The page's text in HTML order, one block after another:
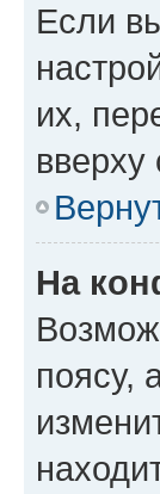
Если
их,
На
поясу,